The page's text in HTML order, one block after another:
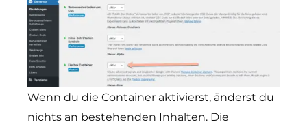
Wenn du die Container aktivierst, änderst du
nichts an bestehenden Inhalten. Die